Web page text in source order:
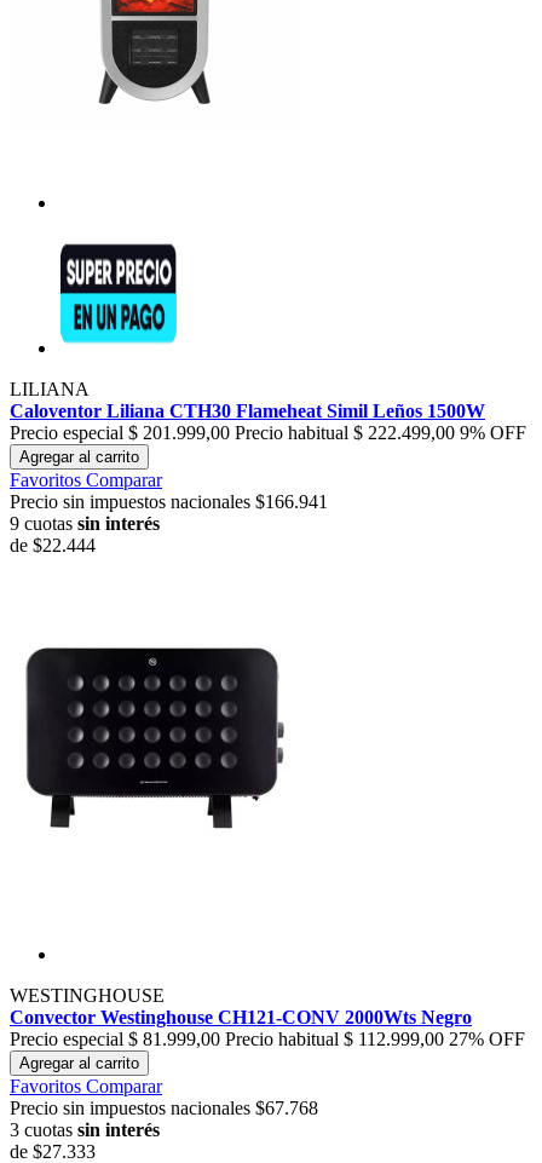
LILIANA
Caloventor Liliana CTH30 Flameheat Simil Leños 1500W
Precio especial $ 201.999,00 Precio habitual $ 222.499,00 9% OFF
Agregar al carrito
Favoritos Comparar
Precio sin impuestos nacionales $166.941
9 cuotas sin interés
de $22.444
WESTINGHOUSE
Convector Westinghouse CH121-CONV 2000Wts Negro
Precio especial $ 81.999,00 Precio habitual $ 112.999,00 27% OFF
Agregar al carrito
Favoritos Comparar
Precio sin impuestos nacionales $67.768
3 cuotas sin interés
de $27.333